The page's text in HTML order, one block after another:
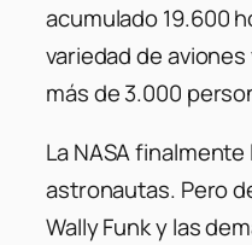
acumulado 19.600
variedad de
más de 3.000
La NASA
astronautas. Pero
Wally Funk y las